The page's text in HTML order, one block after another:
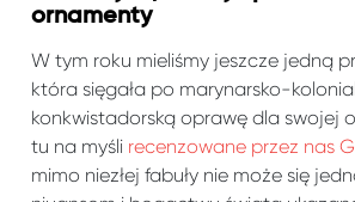
ornamenty
W tym roku mieliśmy jeszcze jedną
która sięgała po marynarsko-
konkwistadorską oprawę dla swojej
tu na myśli recenzowane przez nas
mimo niezłej fabuły nie może się